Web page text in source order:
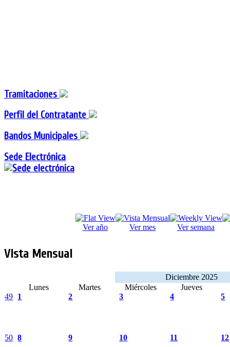
Tramitaciones
Perfil del Contratante
Bandos Municipales
Sede Electrónica
Ver año Ver mes Ver semana
Vista Mensual
Diciembre 2025
Lunes
Martes Miércoles Jueves
49 1 2 3 4 5
50 8 9 10 11 12